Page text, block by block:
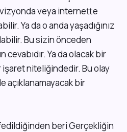
veya internette
Ya da o anda yaşadığınız
Bu sizin önceden
Ya da olacak bir
işaret niteliğindedir. Bu olay
açıklanamayacak bir
beri Gerçekliğin